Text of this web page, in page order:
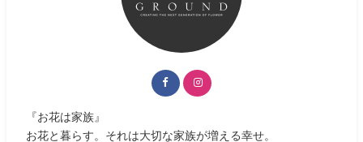
『お花は家族』
お花と暮らす。それは大切な家族が増える幸せ。